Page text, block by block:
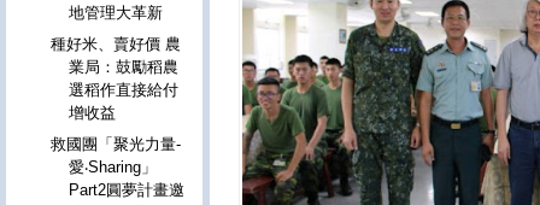
地管理大革新
種好米、賣好價 農
業局：鼓勵稻農
選稻作直接給付
增收益
救國團「聚光力量-
愛‧Sharing」
Part2圓夢計畫邀